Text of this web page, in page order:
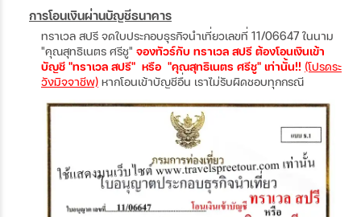
การโอนเงินผ่านบัญชีธนาคาร
ทราเวล สปรี จดใบประกอบธุรกิจนำเที่ยวเลขที่ 11/06647 ในนาม
"คุณสุทธิเนตร ศรีชู" จองทัวร์กับ ทราเวล สปรี ต้องโอนเงินเข้า
บัญชี "ทราเวล สปรี" หรือ "คุณสุทธิเนตร ศรีชู" เท่านั้น!! (โปรดระ
วังมิจจาชีพ) หากโอนเข้าบัญชีอื่น เราไม่รับผิดชอบทุกกรณี